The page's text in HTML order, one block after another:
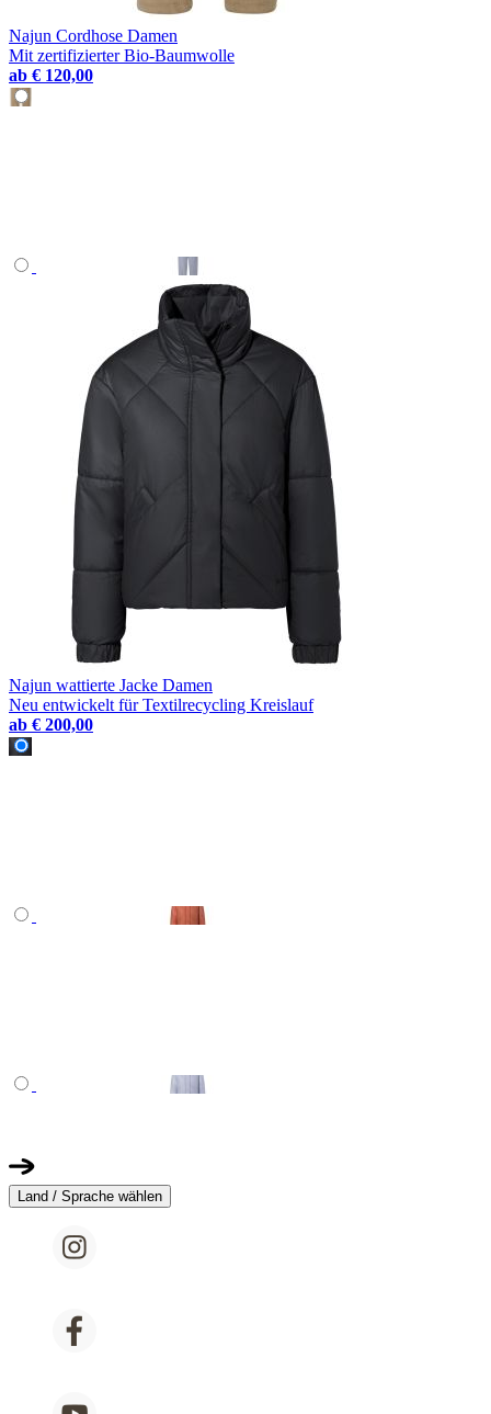
Najun Cordhose Damen
Mit zertifizierter Bio-Baumwolle
ab € 120,00
Najun wattierte Jacke Damen
Neu entwickelt für Textilrecycling Kreislauf
ab € 200,00
Land / Sprache wählen